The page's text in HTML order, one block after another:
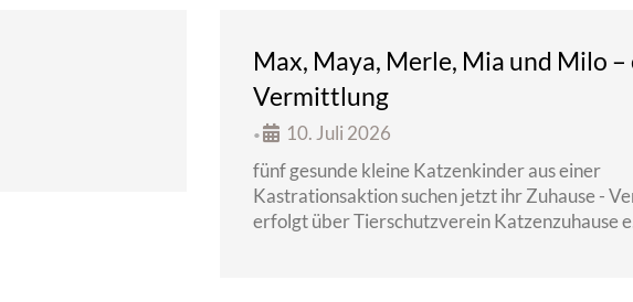
Max, Maya, Merle, Mia und Milo –
Vermittlung
•
10. Juli 2026
fünf gesunde kleine Katzenkinder aus einer
Kastrationsaktion suchen jetzt ihr Zuhause -
erfolgt über Tierschutzverein Katzenzuhause